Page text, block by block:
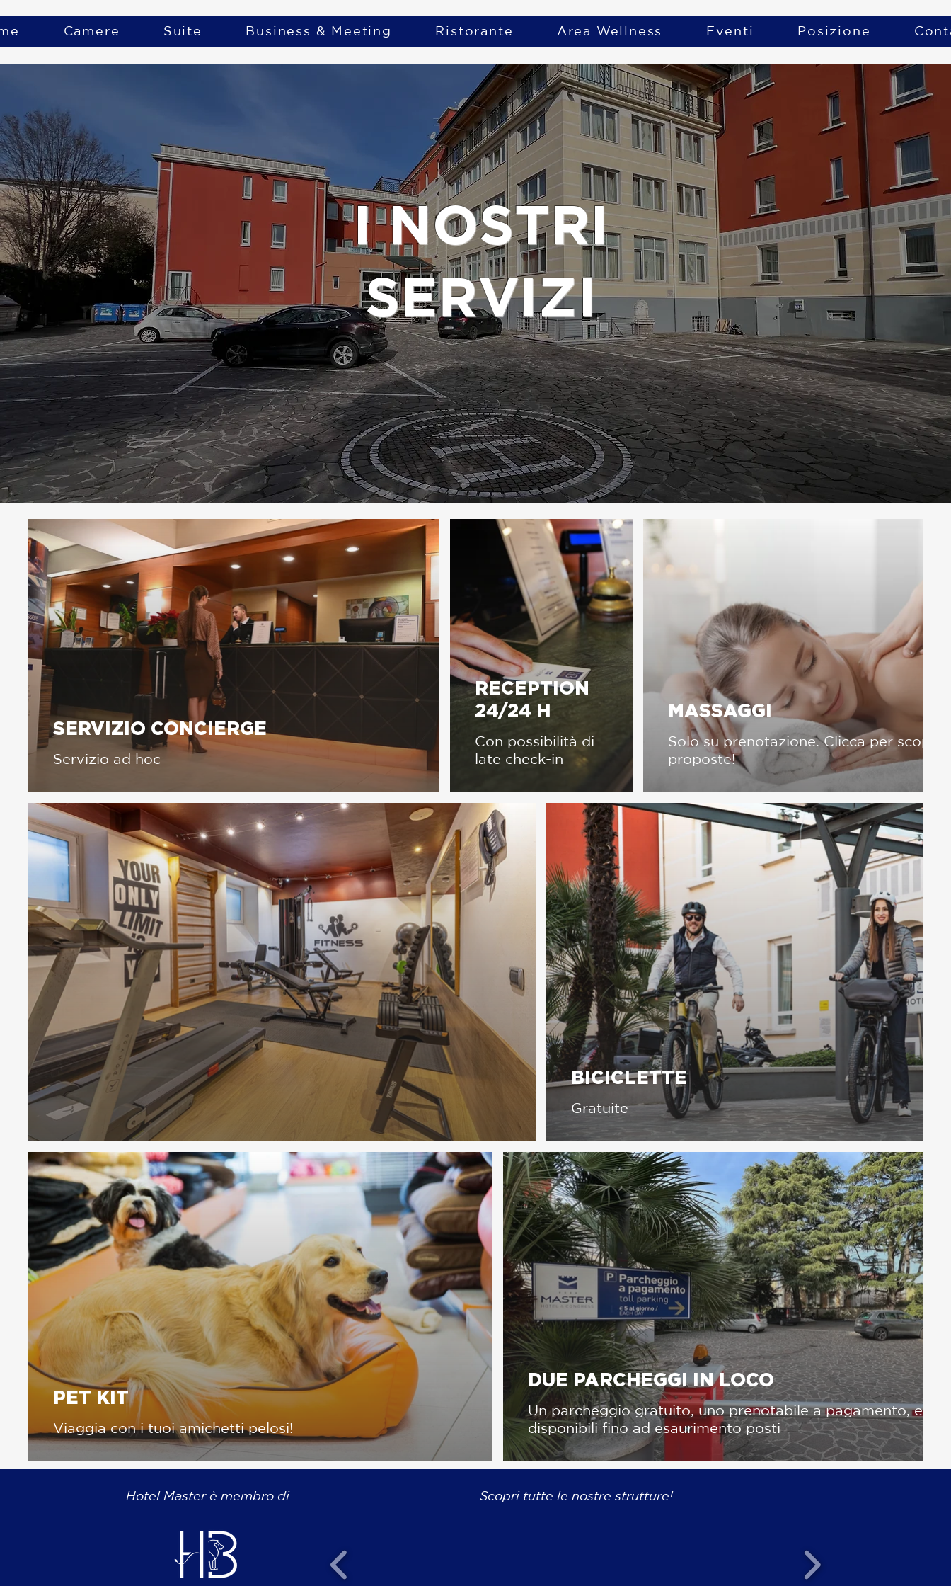
Camere Suite Business & Meeting Ristorante Area Wellness Eventi Posizione
I NOSTRI
SERVIZI
SERVIZIO CONCIERGE
Servizio ad hoc
RECEPTION
24/24 H
Con possibilità di
late check-in
MASSAGGI
Solo su prenotazione. Clicca per
proposte!
BICICLETTE
Gratuite
PET KIT
Viaggia con i tuoi amichetti pelosi!
DUE PARCHEGGI IN LOCO
Un parcheggio gratuito, uno prenotabile a pagamento,
disponibili fino ad esaurimento posti
Hotel Master è membro di Scopri tutte le nostre strutture!